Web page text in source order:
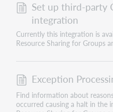
Set up third-party
integration
Currently this integration is
Resource Sharing for Groups
Exception
Find information about
occurred causing a halt in the